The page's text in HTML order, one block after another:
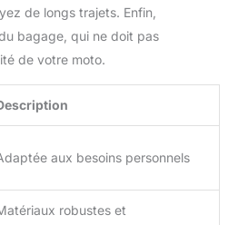
de longs trajets. Enfin,
bagage, qui ne doit pas
de votre moto.
aux besoins personnels
robustes et